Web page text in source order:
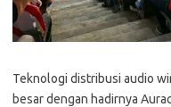
Teknologi distribusi audio
besar dengan hadirnya